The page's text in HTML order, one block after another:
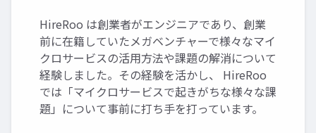
HireRoo は創業者がエンジニアであり、創業
前に在籍していたメガベンチャーで様々なマイ
クロサービスの活用方法や課題の解消について
経験しました。その経験を活かし、 HireRoo
では「マイクロサービスで起きがちな様々な課
題」について事前に打ち手を打っています。